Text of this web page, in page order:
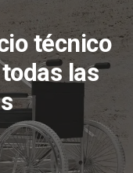
técnico
las